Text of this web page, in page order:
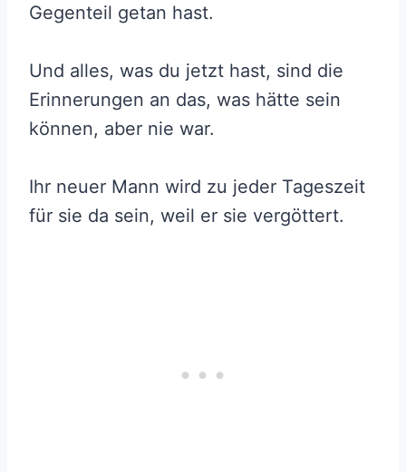
Gegenteil getan hast.
Und alles, was du jetzt hast, sind die
Erinnerungen an das, was hätte sein
können, aber nie war.
Ihr neuer Mann wird zu jeder Tageszeit
für sie da sein, weil er sie vergöttert.